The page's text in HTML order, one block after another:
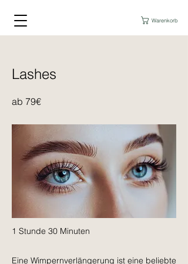
Warenkorb
Lashes
ab 79€
1 Stunde 30 Minuten
Eine Wimpernverlängerung ist eine beliebte